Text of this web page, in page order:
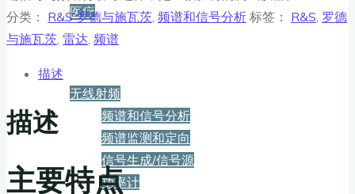
医疗
无线射频
频谱和信号分析
频谱监测和定向
信号生成/信号源
功率计
分类： R&S 罗德与施瓦茨 频谱和信号分析 标签： R&S 罗德
与施瓦茨 雷达 频谱
描述
描述
主要特点